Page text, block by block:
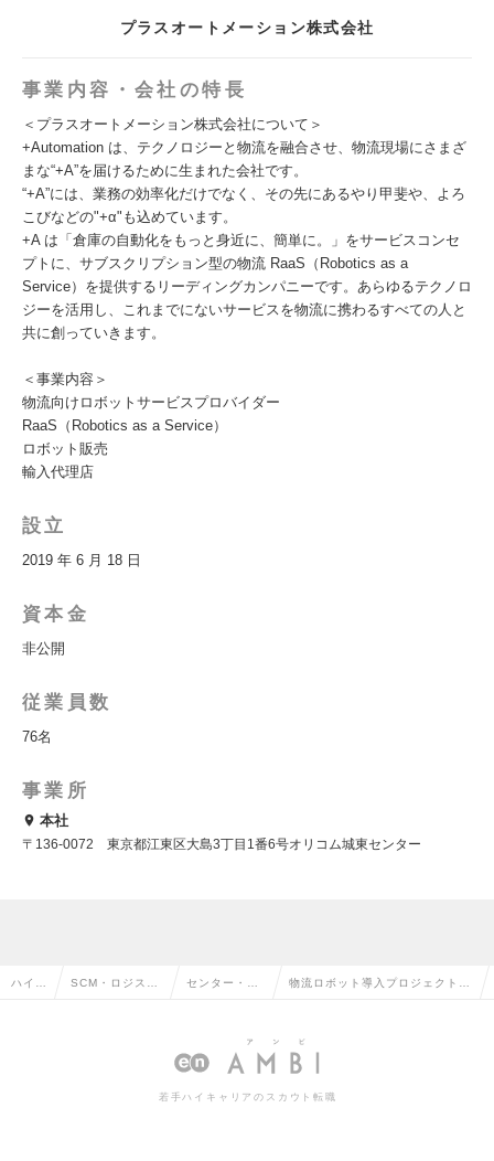
プラスオートメーション株式会社
事業内容・会社の特長
＜プラスオートメーション株式会社について＞
+Automation は、テクノロジーと物流を融合させ、物流現場にさまざ
まな“+A”を届けるために生まれた会社です。
“+A”には、業務の効率化だけでなく、その先にあるやり甲斐や、よろ
こびなどの"+α"も込めています。
+A は「倉庫の自動化をもっと身近に、簡単に。」をサービスコンセ
プトに、サブスクリプション型の物流 RaaS（Robotics as a
Service）を提供するリーディングカンパニーです。あらゆるテクノロ
ジーを活用し、これまでにないサービスを物流に携わるすべての人と
共に創っていきます。
＜事業内容＞
物流向けロボットサービスプロバイダー
RaaS（Robotics as a Service）
ロボット販売
輸入代理店
設立
2019 年 6 月 18 日
資本金
非公開
従業員数
76名
事業所
本社
〒136‐0072 東京都江東区大島3丁目1番6号オリコム城東センター
ハイク SCM・ロジステ センター・倉
行・配車管理
物流ロボット導入プロジェクトマ
一貫担当（年収650万~）の求人
若手ハイキャリアのスカウト転職